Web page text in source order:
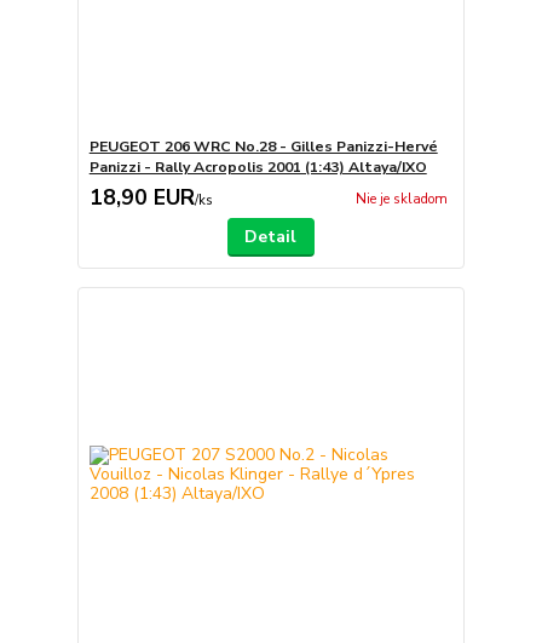
PEUGEOT 206 WRC No.28 - Gilles Panizzi-Hervé
Panizzi - Rally Acropolis 2001 (1:43) Altaya/IXO
18,90 EUR/ks Nie je skladom
Detail